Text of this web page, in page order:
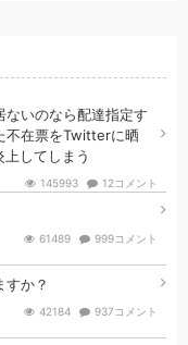
いのなら配達指定す
不在票をTwitterに晒
してしまう
145993 12コメント
61489 999コメント
すか？
42184 937コメント